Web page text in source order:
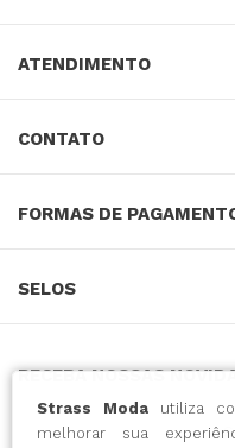
Strass Modautiliza
melhorar sua
ATENDIMENTO
CONTATO
FORMAS DE
SELOS
RECEBA NOSSAS